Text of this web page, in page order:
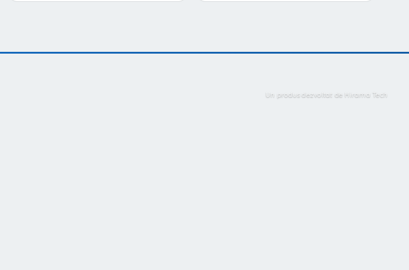
Un produs dezvoltat de Hirama Tech